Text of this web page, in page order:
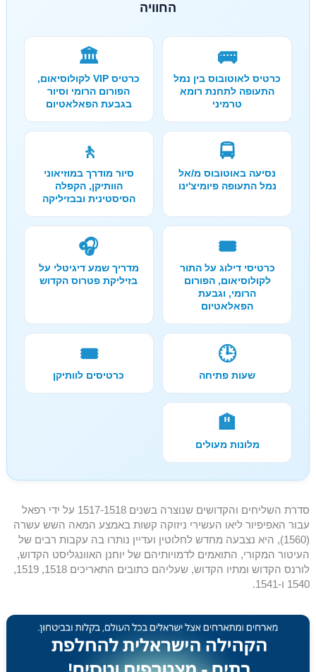
החוויה
🚌
כרטיס לאוטובוס בין נמל
התעופה לתחנת רומא
טרמיני
🏛️
כרטיס VIP לקולוסיאום,
הפורום הרומי וסיור
בגבעת הפאלאטיום
🚍
נסיעה באוטובוס מ/אל
נמל התעופה פיומיצ'ינו
🚶
סיור מודרך במוזיאוני
הוותיקן, הקפלה
הסיסטינית ובבזיליקה
🎟️
כרטיסי דילוג על התור
לקולוסיאום, הפורום
הרומי, וגבעת
הפאלאטיום
🎧
מדריך שמע דיגיטלי על
בזיליקת פטרוס הקדוש
🕒
שעות פתיחה
🎟️
כרטיסים לוותיקן
🏨
מלונות מעולים
סדרת השליחים והקדושים שנוצרה בשנים 1517-1518 על ידי רפאל
עבור האפיפיור ליאו העשירי ניזוקה קשות באמצע המאה השש עשרה
(1560), היא נצבעה מחדש לחלוטין ועדיין נותרו בה עקבות רבים של
העיטור המקורי, התואמים לדמויותיהם של יוחנן האוונגליסט הקדוש,
לורנס הקדוש ומתיו הקדוש, שעליהם כתובים התאריכים 1518, 1519,
1540 ו-1541.